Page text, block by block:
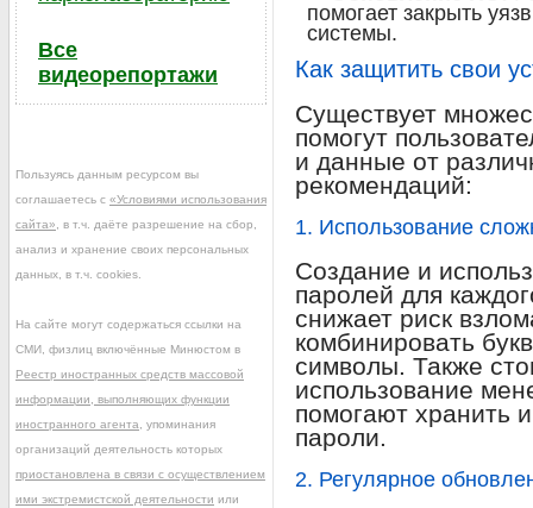
помогает закрыть
системы.
Как защитить свои
Существует
помогут
и данные от
рекомендаций:
1. Использование
Создание и
паролей для
снижает риск
комбинировать
символы. Также
использование
помогают хранить
пароли.
2. Регулярное
Все
видеорепортажи
Пользуясь данным ресурсом вы
соглашаетесь с «Условиями использования
сайта» , в т.ч. даёте разрешение на сбор,
анализ и хранение своих персональных
данных, в т.ч. cookies.
На сайте могут содержаться ссылки на
СМИ, физлиц включённые Минюстом в
Реестр иностранных средств массовой
информации, выполняющих функции
иностранного агента , упоминания
организаций деятельность которых
приостановлена в связи с осуществлением
ими экстремистской деятельности или